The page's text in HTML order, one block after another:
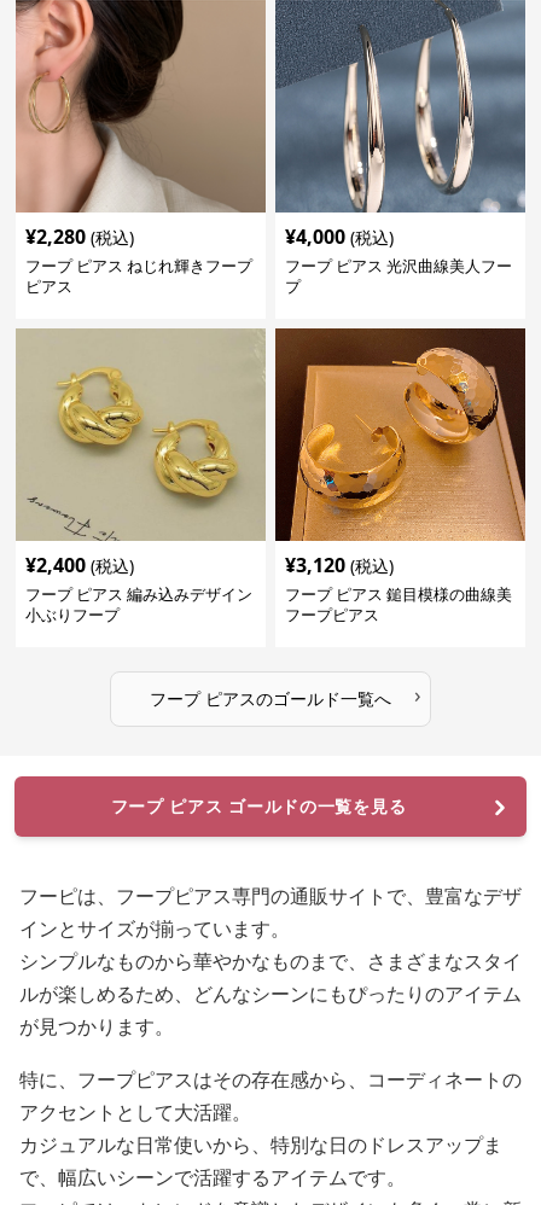
¥2,280 (税込)
フープ ピアス ねじれ輝きフープ
ピアス
¥4,000 (税込)
フープ ピアス 光沢曲線美人フー
プ
¥2,400 (税込)
フープ ピアス 編み込みデザイン
小ぶりフープ
¥3,120 (税込)
フープ ピアス 鎚目模様の曲線美
フープピアス
フープ ピアスのゴールド一覧へ ›
フープ ピアス ゴールドの一覧を見る
フーピは、フープピアス専門の通販サイトで、豊富なデザ
インとサイズが揃っています。
シンプルなものから華やかなものまで、さまざまなスタイ
ルが楽しめるため、どんなシーンにもぴったりのアイテム
が見つかります。
特に、フープピアスはその存在感から、コーディネートの
アクセントとして大活躍。
カジュアルな日常使いから、特別な日のドレスアップま
で、幅広いシーンで活躍するアイテムです。